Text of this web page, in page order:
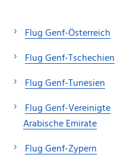
Flug Genf-Österreich
Flug Genf-Tschechien
Flug Genf-Tunesien
Flug Genf-Vereinigte
Arabische Emirate
Flug Genf-Zypern